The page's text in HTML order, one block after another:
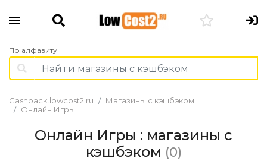
По алфавиту
Cashback.lowcost2.ru
Магазины с кэшбэком
Онлайн Игры
Онлайн Игры : магазины с
кэшбэком (0)